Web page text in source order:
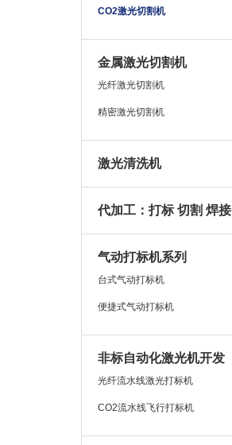
CO2激光切割机
金属激光切割机
光纤激光切割机
精密激光切割机
激光清洗机
代加工：打标 切割 焊接
气动打标机系列
台式气动打标机
便捷式气动打标机
非标自动化激光机开发
光纤流水线激光打标机
CO2流水线飞行打标机